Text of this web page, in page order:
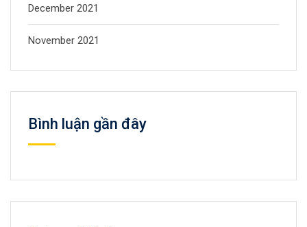
December 2021
November 2021
Bình luận gần đây